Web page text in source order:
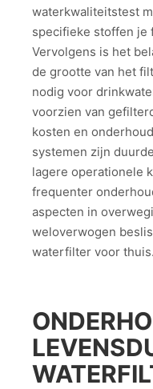
waterkwaliteitstest
specifieke stoffen je
Vervolgens is het
de grootte van het
nodig voor
voorzien van
kosten en
systemen zijn
lagere operationele
frequenter
aspecten in
weloverwogen
waterfilter voor thuis.